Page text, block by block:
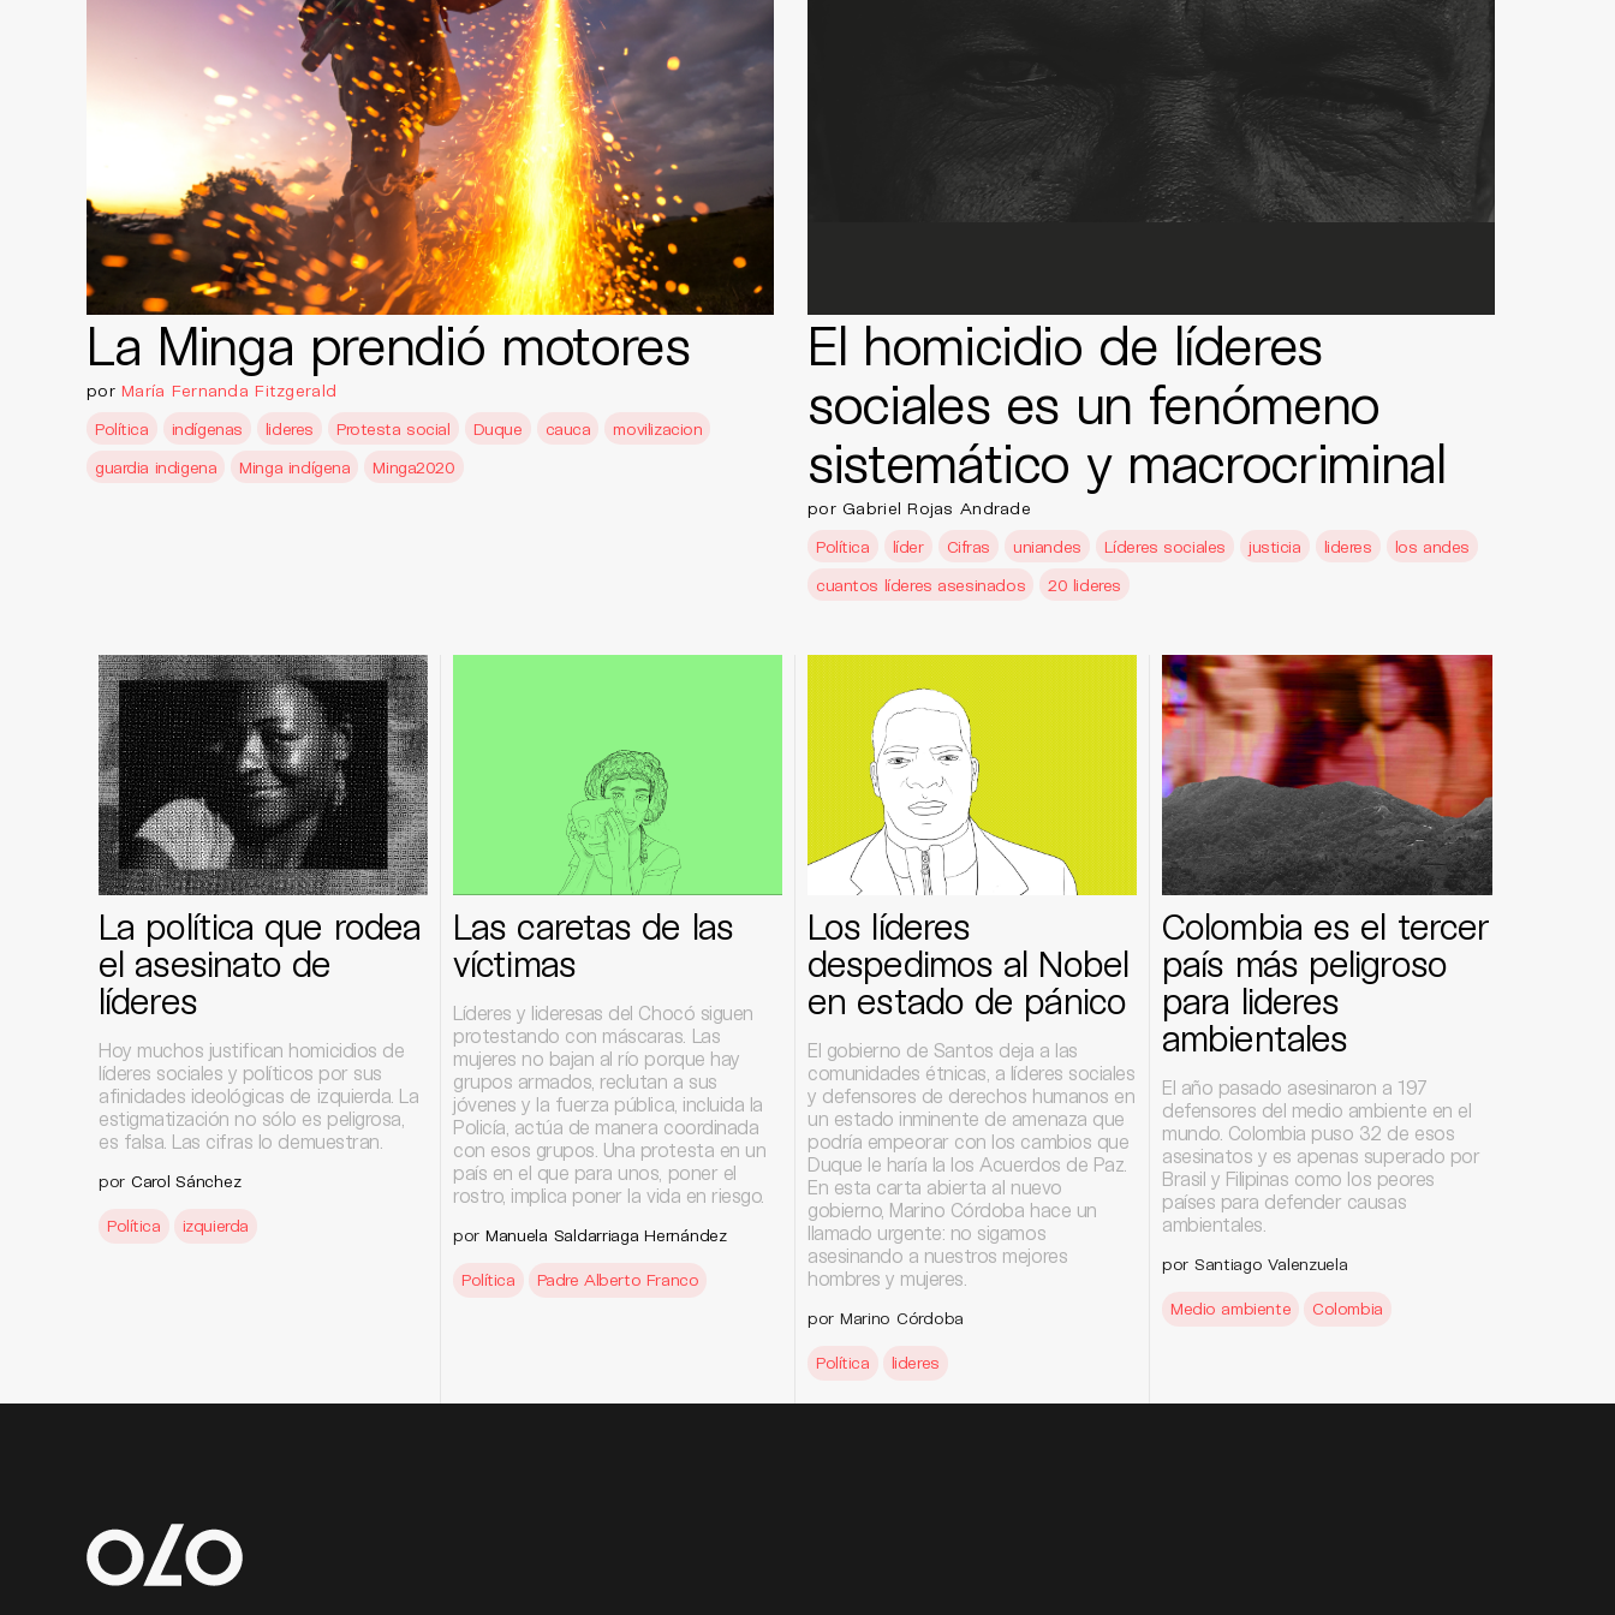
La Minga prendió motores
por María Fernanda Fitzgerald
Política
indígenas lideres Protesta social Duque cauca
movilizacion
guardia indigena
Minga indígena Minga2020
El homicidio de líderes
sociales es un fenómeno
sistemático y macrocriminal
por Gabriel Rojas Andrade
Política
líder Cifras uniandes Líderes sociales justicia lideres
los andes
cuantos líderes asesinados
20 lideres
La política que rodea
el asesinato de
líderes
Hoy muchos justifican homicidios de
líderes sociales y políticos por sus
afinidades ideológicas de izquierda. La
estigmatización no sólo es peligrosa,
es falsa. Las cifras lo demuestran.
por Carol Sánchez
Política izquierda
Las caretas de las
víctimas
Líderes y lideresas del Chocó siguen
protestando con máscaras. Las
mujeres no bajan al río porque hay
grupos armados, reclutan a sus
jóvenes y la fuerza pública, incluida la
Policía, actúa de manera coordinada
con esos grupos. Una protesta en un
país en el que para unos, poner el
rostro, implica poner la vida en riesgo.
por Manuela Saldarriaga Hernández
Política Padre Alberto Franco
Los líderes
despedimos al Nobel
en estado de pánico
El gobierno de Santos deja a las
comunidades étnicas, a líderes sociales
y defensores de derechos humanos en
un estado inminente de amenaza que
podría empeorar con los cambios que
Duque le haría la los Acuerdos de Paz.
En esta carta abierta al nuevo
gobierno, Marino Córdoba hace un
llamado urgente: no sigamos
asesinando a nuestros mejores
hombres y mujeres.
por Marino Córdoba
Política lideres
Colombia es el tercer
país más peligroso
para lideres
ambientales
El año pasado asesinaron a 197
defensores del medio ambiente en el
mundo. Colombia puso 32 de esos
asesinatos y es apenas superado por
Brasil y Filipinas como los peores
países para defender causas
ambientales.
por Santiago Valenzuela
Medio ambiente Colombia